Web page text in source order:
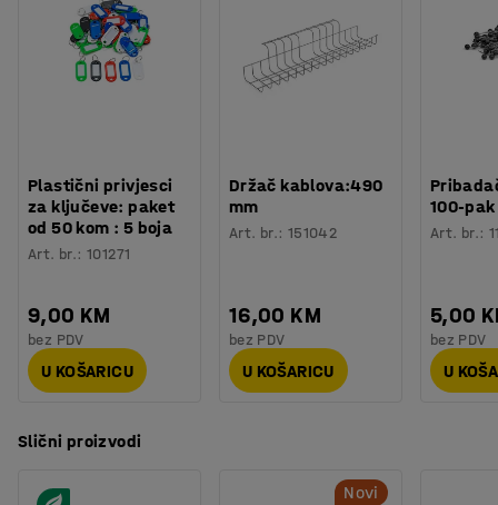
Stol VERTICUS je dio našeg asortimana stolova i
dostupan je u nekoliko različitih veličina. Zbog toga je
jednostavno kombinirati stolove različitih visina kako bi
se stvorilo dinamično okruženje koje potiče ugodne
Materijal površine ploče
Specifikacija materijala
Kronospan - 0197 SU
Boja postolja: Bijela
Broj za boju postolja
RAL 9016
Težina: 39,5 kg
Montaža: Dolazi nesastavljeno
Testirano: EN 15372
Plastični privjesci
za ključeve: paket
od 50 kom : 5 boja
Art. br.:101271
9,00 KM
bez PDV
U KOŠARICU
Držač kablova:490
mm
Art. br.: 151042
16,00 KM
bez PDV
U KOŠARICU
100-pak
Art. br.:
5,00
bez PDV
U
Slični proizvodi
Novi